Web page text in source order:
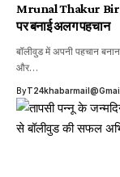
Mrunal Thakur
पर बनाई अलग पहचान
बॉलीवुड में अपनी पहचान
और…
By